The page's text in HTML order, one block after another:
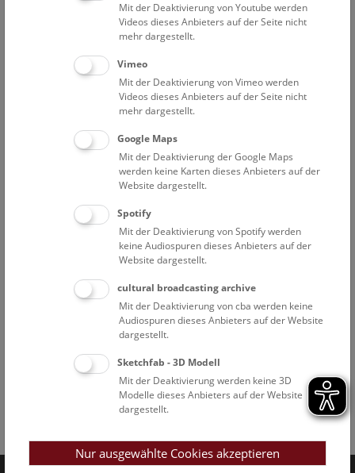
Eine Nacht im Museum
Mit der Deaktivierung von Youtube werden
Videos dieses Anbieters auf der Seite nicht
mehr dargestellt.
Vimeo
Mit der Deaktivierung von Vimeo werden
Videos dieses Anbieters auf der Seite nicht
mehr dargestellt.
Google Maps
Mit der Deaktivierung der Google Maps
werden keine Karten dieses Anbieters auf der
Website dargestellt.
Spotify
Mit der Deaktivierung von Spotify werden
keine Audiospuren dieses Anbieters auf der
Website dargestellt.
cultural broadcasting archive
Mit der Deaktivierung von cba werden keine
Audiospuren dieses Anbieters auf der Website
dargestellt.
Sketchfab - 3D Modell
Mit der Deaktivierung werden keine 3D
Modelle dieses Anbieters auf der Website
dargestellt.
Nur ausgewählte Cookies akzeptieren